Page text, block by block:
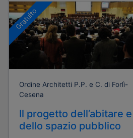
Gratuito
Ordine Architetti P.P. e C. di Forlì-
Cesena
Il progetto dell’abitare e
dello spazio pubblico